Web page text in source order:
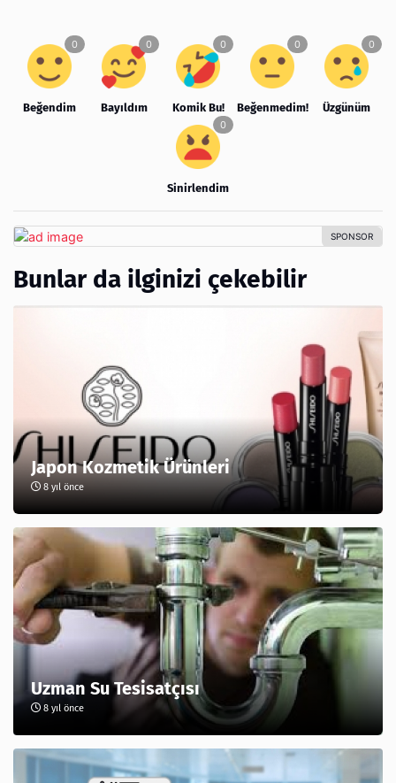
Beğendim Bayıldım Komik Bu! Beğenmedim! Üzgünüm
Sinirlendim
Bunlar da ilginizi çekebilir
Japon Kozmetik Ürünleri
8 yıl önce
Uzman Su Tesisatçısı
8 yıl önce